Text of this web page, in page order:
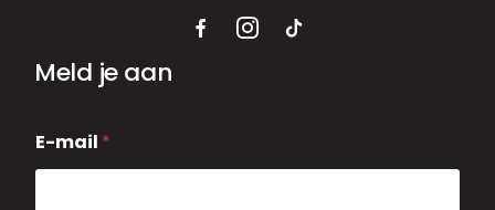
Meld je aan
-
m
E-mail *